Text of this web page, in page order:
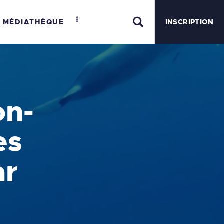
MÉDIATHÈQUE INSCRIPTION